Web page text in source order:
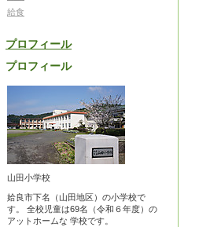
給食
プロフィール
プロフィール
山田小学校
姶良市下名（山田地区）の小学校で
す。 全校児童は69名（令和６年度）の
アットホームな 学校です。